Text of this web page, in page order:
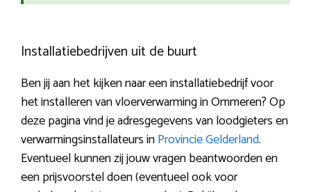
Installatiebedrijven uit de buurt
Ben jij aan het kijken naar een installatiebedrijf voor
het installeren van vloerverwarming in Ommeren? Op
deze pagina vind je adresgegevens van loodgieters en
verwarmingsinstallateurs inProvincie Gelderland.
Eventueel kunnen zij jouw vragen beantwoorden en
een prijsvoorstel doen (eventueel ook voor